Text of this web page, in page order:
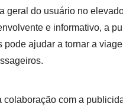
geral do usuário no
e informativo, a
pode ajudar a tornar a
colaboração com a